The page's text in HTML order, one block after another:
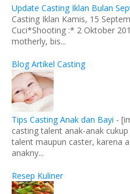
Update Casting Iklan Bulan
Casting Iklan Kamis, 15
Cuci*Shooting :* 2 Oktober
motherly, bis...
Blog Artikel Casting
Tips Casting Anak dan Bayi -
casting talent anak-anak
talent maupun caster, karena
anakny...
Resep Kuliner